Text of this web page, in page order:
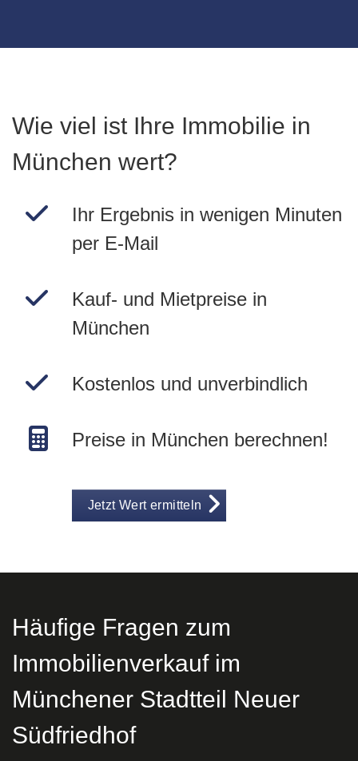
Wie viel ist Ihre Immobilie in
München wert?
Ihr Ergebnis in wenigen Minuten
per E-Mail
Kauf- und Mietpreise in
München
Kostenlos und unverbindlich
Preise in München berechnen!
Jetzt Wert ermitteln
Häufige Fragen zum
Immobilienverkauf im
Münchener Stadtteil Neuer
Südfriedhof